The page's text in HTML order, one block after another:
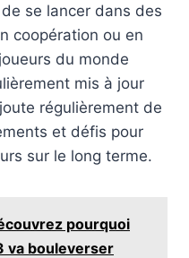
se lancer dans des
coopération ou en
du monde
mis à jour
régulièrement de
et défis pour
sur le long terme.
pourquoi
va bouleverser